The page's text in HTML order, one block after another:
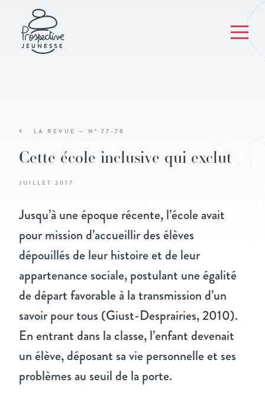
LA REVUE — N° 77-78
Cette école inclusive qui exclut
JUILLET 2017
Jusqu’à une époque récente, l’école avait
pour mission d’accueillir des élèves
dépouillés de leur histoire et de leur
appartenance sociale, postulant une égalité
de départ favorable à la transmission d’un
savoir pour tous (Giust-Desprairies, 2010).
En entrant dans la classe, l’enfant devenait
un élève, déposant sa vie personnelle et ses
problèmes au seuil de la porte.